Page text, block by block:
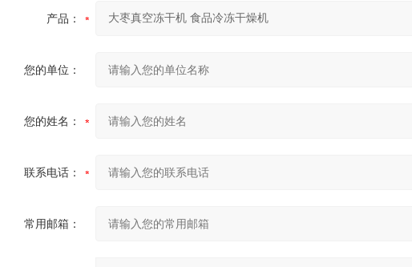
产品：
您的单位：
您的姓名：
联系电话：
常用邮箱：